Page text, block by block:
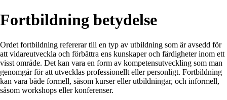
Fortbildning betydelse
Ordet fortbildning refererar till en typ av utbildning som är avsedd för
att vidareutveckla och förbättra ens kunskaper och färdigheter inom ett
visst område. Det kan vara en form av kompetensutveckling som man
genomgår för att utvecklas professionellt eller personligt. Fortbildning
kan vara både formell, såsom kurser eller utbildningar, och informell,
såsom workshops eller konferenser.